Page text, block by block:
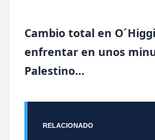
Cambio total en
enfrentar en unos
Palestino…
RELACIONADO